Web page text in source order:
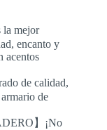
mejor
encanto y
acentos
de calidad,
de
】¡No